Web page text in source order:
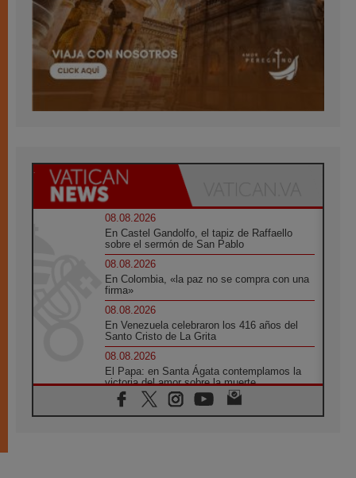
08.08.2026
En Castel Gandolfo, el tapiz de Raffaello
sobre el sermón de San Pablo
08.08.2026
En Colombia, «la paz no se compra con una
firma»
08.08.2026
En Venezuela celebraron los 416 años del
Santo Cristo de La Grita
08.08.2026
El Papa: en Santa Ágata contemplamos la
victoria del amor sobre la muerte
08.08.2026
León XIV visitará el Santuario de la Madre